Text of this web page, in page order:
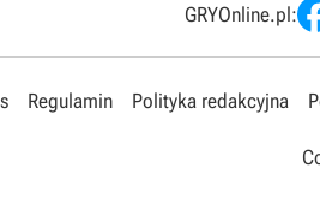
GRYOnline.pl:
Regulamin Polityka redakcyjna